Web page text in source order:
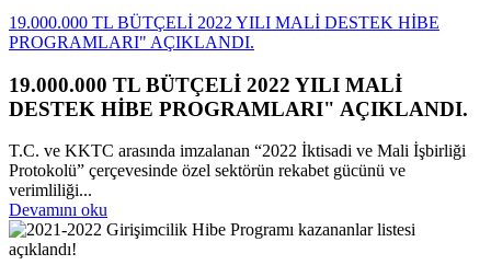
19.000.000 TL BÜTÇELİ 2022 YILI MALİ DESTEK HİBE
PROGRAMLARI" AÇIKLANDI.
19.000.000 TL BÜTÇELİ 2022 YILI MALİ
DESTEK HİBE PROGRAMLARI" AÇIKLANDI.
T.C. ve KKTC arasında imzalanan “2022 İktisadi ve Mali İşbirliği
Protokolü” çerçevesinde özel sektörün rekabet gücünü ve
verimliliği...
Devamını oku